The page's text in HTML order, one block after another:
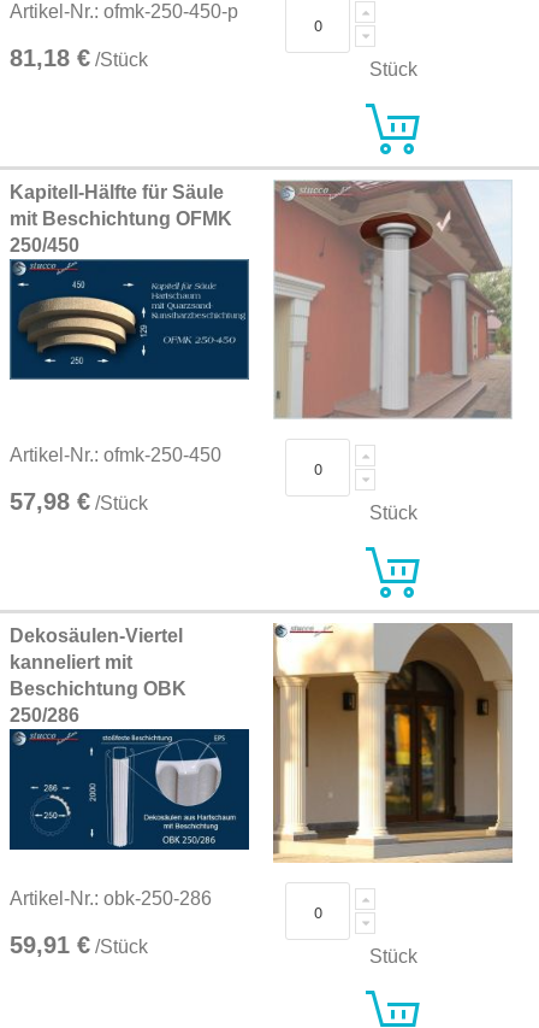
Artikel-Nr.: ofmk-250-450-p
81,18 € /Stück Stück
Kapitell-Hälfte für Säule
mit Beschichtung OFMK
250/450
Artikel-Nr.: ofmk-250-450
57,98 € /Stück Stück
Dekosäulen-Viertel
kanneliert mit
Beschichtung OBK
250/286
Artikel-Nr.: obk-250-286
59,91 € /Stück Stück